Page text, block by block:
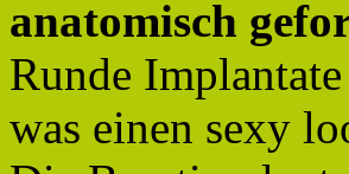
anatomisch
Runde
was einen sexy